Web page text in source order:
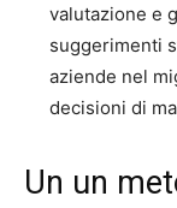
valutazione e
suggerimenti
aziende nel
decisioni di
Un un